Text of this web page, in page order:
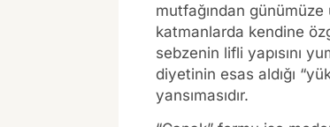
mutfağından
katmanlarda kendine
sebzenin lifli yapısını
diyetinin esas aldığı
yansımasıdır.